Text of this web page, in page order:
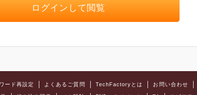
ログインして閲覧
ード再設定 よくあるご質問 TechFactoryとは お問い合わせ